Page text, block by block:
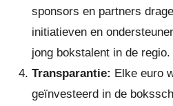
sponsors en partners
initiatieven en
jong bokstalent in de regio.
Transparantie: Elke euro
geïnvesteerd in de